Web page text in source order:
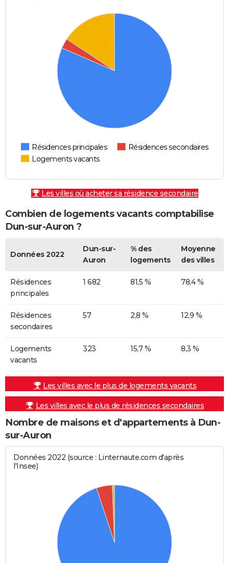
Résidences principales
Résidences secondaires
Logements vacants
Les villes où acheter sa résidence secondaire
Combien de logements vacants comptabilise
Dun-sur-Auron ?
Données 2022
Dun-sur-
Auron
% des
logements
Moyenne
des villes
Résidences
principales
1 682 81,5 % 78,4 %
Résidences
secondaires
57 2,8 % 12,9 %
Logements
vacants
323 15,7 % 8,3 %
Les villes avec le plus de logements vacants
Les villes avec le plus de résidences secondaires
Nombre de maisons et d'appartements à Dun-
sur-Auron
Données 2022 (source : Linternaute.com d'après
l'Insee)